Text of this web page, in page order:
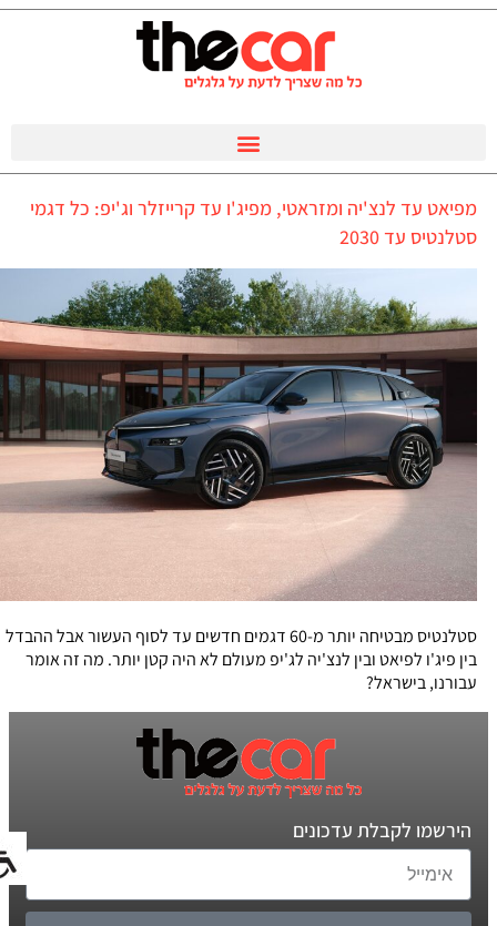
מפיאט עד לנצ'יה ומזראטי, מפיג'ו עד קרייזלר וג'יפ: כל דגמי
סטלנטיס עד 2030
סטלנטיס מבטיחה יותר מ-60 דגמים חדשים עד לסוף העשור אבל ההבדל
בין פיג'ו לפיאט ובין לנצ'יה לג'יפ מעולם לא היה קטן יותר. מה זה אומר
עבורנו, בישראל?
הירשמו לקבלת עדכונים